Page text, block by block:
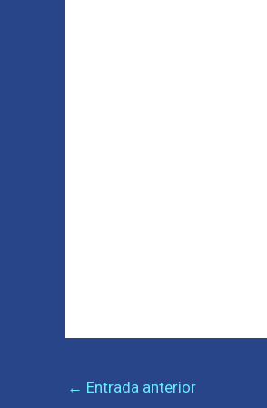
← Entrada anterior